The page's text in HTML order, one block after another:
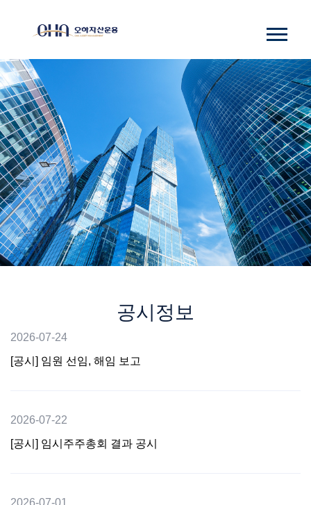
공시정보
2026-07-24
[공시] 임원 선임, 해임 보고
2026-07-22
[공시] 임시주주총회 결과 공시